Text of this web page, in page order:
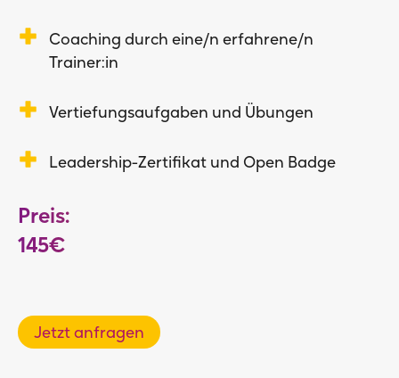
Coaching durch eine/n erfahrene/n
Trainer:in
Vertiefungsaufgaben und Übungen
Leadership-Zertifikat und Open Badge
Preis:
145€
Jetzt anfragen